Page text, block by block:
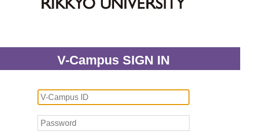
V-Campus SIGN IN